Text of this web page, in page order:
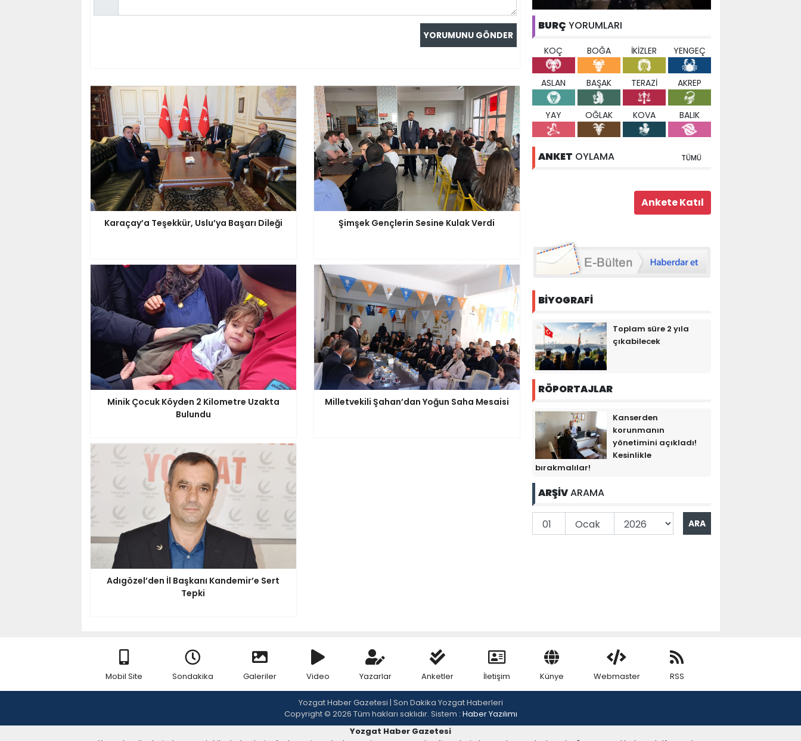
Karaçay’a Teşekkür, Uslu’ya Başarı Dileği Şimşek Gençlerin Sesine Kulak Verdi
Minik Çocuk Köyden 2 Kilometre Uzakta
Bulundu
Milletvekili Şahan’dan Yoğun Saha Mesaisi
Adıgözel’den İl Başkanı Kandemir’e Sert
Tepki
BURÇ YORUMLARI
KOÇ BOĞA İKİZLER YENGEÇ
ASLAN BAŞAK TERAZİ AKREP
YAY OĞLAK KOVA BALIK
ANKET OYLAMA TÜMÜ
BİYOGRAFİ
Toplam süre 2 yıla
çıkabilecek
RÖPORTAJLAR
Kanserden
korunmanın
yönetimini açıkladı!
Kesinlikle
bırakmalılar!
ARŞİVARAMA
Mobil Site Sondakika Galeriler Video Yazarlar Anketler İletişim Künye Webmaster RSS
Yozgat Haber Gazetesi | Son Dakika Yozgat Haberleri
Copyright © 2026 Tüm hakları saklıdır. Sistem : Haber Yazılımı
Yozgat Haber Gazetesi